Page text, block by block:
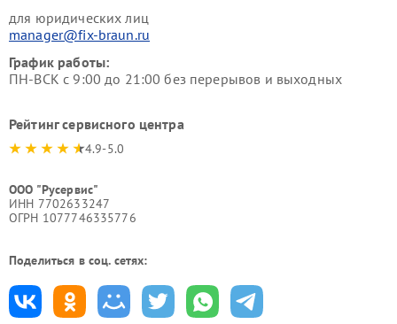
для юридических лиц
manager@fix-braun.ru
График работы:
ПН-ВСК с 9:00 до 21:00 без перерывов и выходных
Рейтинг сервисного центра
4.9-5.0
ООО "Русервис"
ИНН 7702633247
ОГРН 1077746335776
Поделиться в соц. сетях: